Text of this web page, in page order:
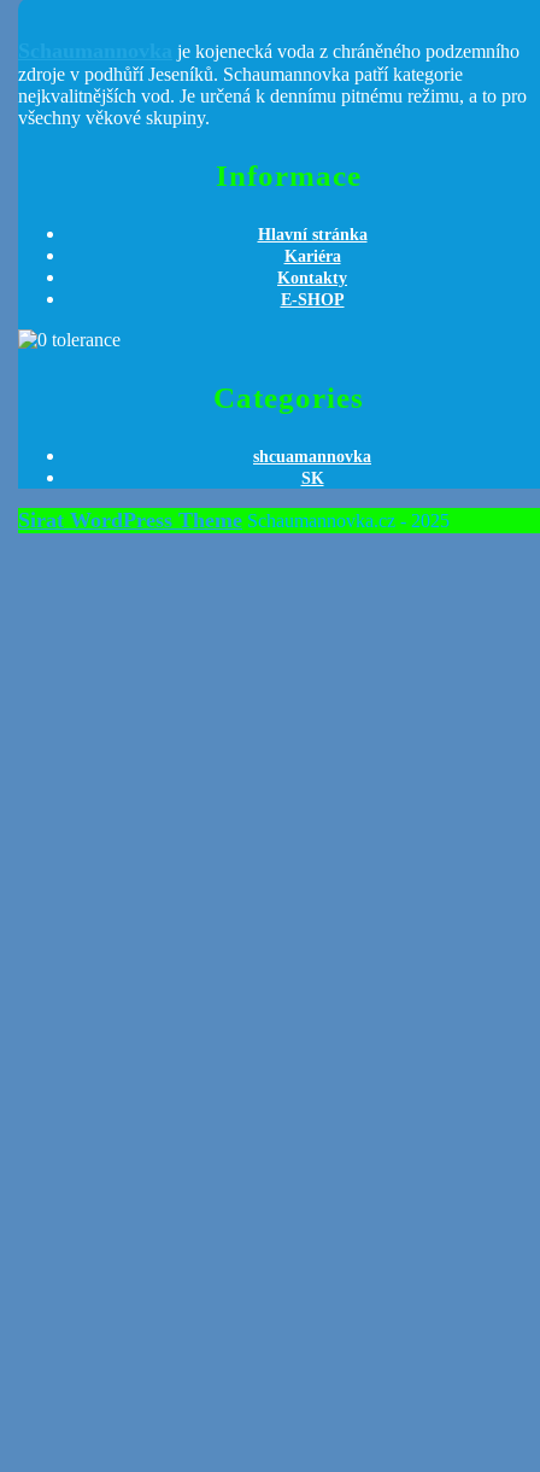
je kojenecká voda z chráněného podzemního
zdroje v podhůří Jeseníků. Schaumannovka patří kategorie
nejkvalitnějších vod. Je určená k dennímu pitnému režimu, a to pro
všechny věkové skupiny.
Informace
Hlavní stránka
Kariéra
Kontakty
E-SHOP
Categories
shcuamannovka
SK
Sirat WordPress Theme Schaumannovka.cz - 2025